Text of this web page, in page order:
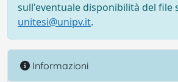
sull'eventuale disponibilità del file
unitesi@unipv.it.
Informazioni